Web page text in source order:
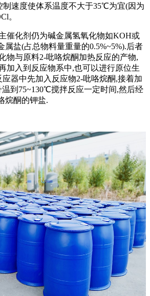
制速度使体系温度不大于35℃为宜(因为
。
催化剂仍为碱金属氢氧化物如KOH或
属盐(占总物料量重量的0.5%~5%).后者
物与原料2-吡咯烷酮加热反应的产物,
加入到反应物系中,也可以进行原位生
器中先加入反应物2-吡咯烷酮,接着加
温到75~130℃搅拌反应一定时间,然后经
烷酮的钾盐.